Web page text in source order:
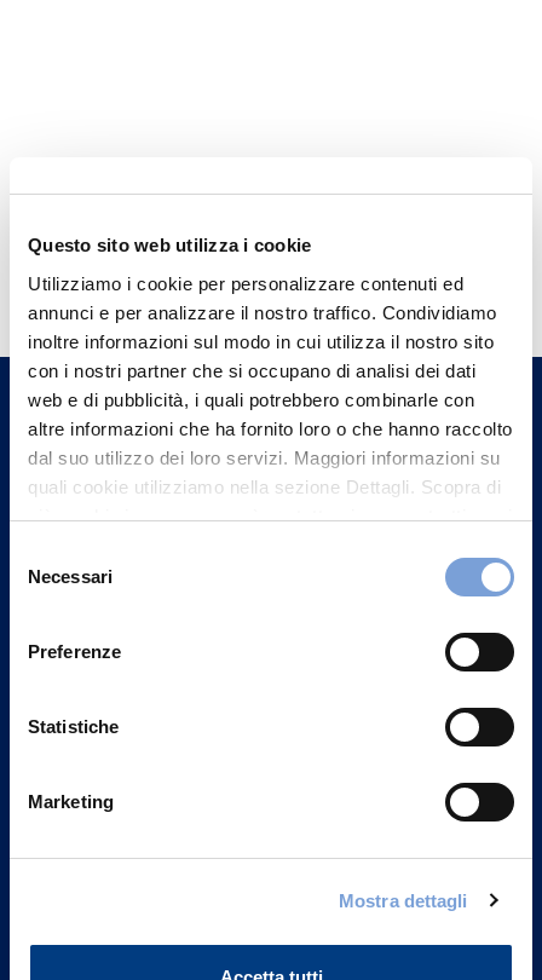
Questo sito web utilizza i cookie
Utilizziamo i cookie per personalizzare contenuti ed
annunci e per analizzare il nostro traffico. Condividiamo
inoltre informazioni sul modo in cui utilizza il nostro sito
con i nostri partner che si occupano di analisi dei dati
web e di pubblicità, i quali potrebbero combinarle con
altre informazioni che ha fornito loro o che hanno raccolto
dal suo utilizzo dei loro servizi. Maggiori informazioni su
quali cookie utilizziamo nella sezione Dettagli. Scopra di
più su chi siamo, come può contattarci e come trattiamo i
può trovare nel footer del sito nella sezione "Informativa
delNecessari
Preferenze
Statistiche
Marketing
Mostra dettagli
Hai bisogno di
informazioni?
Trova l'Agenzia più vicina a te e parla con
un nostro Agente.
Contattaci
Vittoria Assicurazioni S.p.A.